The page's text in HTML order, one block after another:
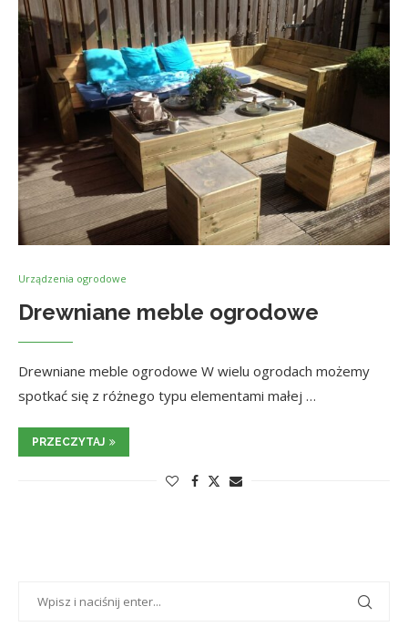
Urządzenia ogrodowe
Drewniane meble ogrodowe
Drewniane meble ogrodowe W wielu ogrodach możemy
spotkać się z różnego typu elementami małej …
PRZECZYTAJ